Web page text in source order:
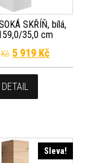
899 Kč.
SKŘÍŇ, bílá,
35,0 cm
Kč Původní cena
5 919 KčAktuální
DETAIL
Sleva!